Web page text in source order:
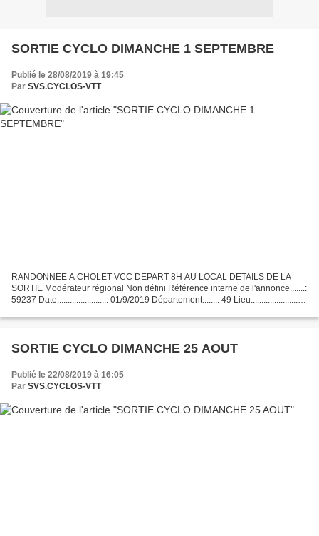
SORTIE CYCLO DIMANCHE 1 SEPTEMBRE
Publié le 28/08/2019 à 19:45
Par SVS.CYCLOS-VTT
RANDONNEE A CHOLET VCC DEPART 8H AU LOCAL DETAILS DE LA
SORTIE Modérateur régional Non défini Référence interne de l'annonce.......:
59237 Date.......................: 01/9/2019 Département.......: 49 Lieu......................:
SORTIE CYCLO DIMANCHE 25 AOUT
Publié le 22/08/2019 à 16:05
Par SVS.CYCLOS-VTT